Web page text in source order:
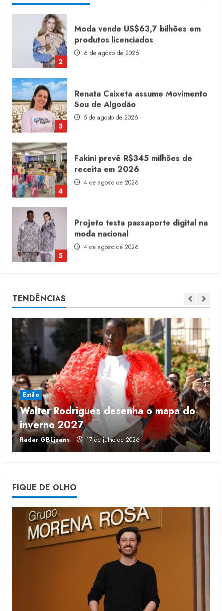
3
Renata Caixeta assume Movimento
Sou de Algodão
5 de agosto de 2026
4
Fakini prevê R$345 milhões de
receita em 2026
4 de agosto de 2026
5
Projeto testa passaporte digital na
moda nacional
4 de agosto de 2026
1
Dia dos Pais reforça retomada da
moda no varejo
7 de agosto de 2026
2
3
Renata Caixeta assume Movimento
Sou de Algodão
5 de agosto de 2026
4
Fakini prevê R$345 milhões de
receita em 2026
4 de agosto de 2026
5
Projeto testa passaporte digital na
moda nacional
4 de agosto de 2026
TENDÊNCIAS
Estilo
Walter Rodrigues desenha o mapa do
inverno 2027
Radar GBLjeans 17 de julho de 2026
FIQUE DE OLHO